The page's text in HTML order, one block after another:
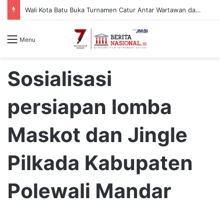
Wali Kota Batu Buka Turnamen Catur Antar Wartawan dan Instansi
Menu
Sosialisasi
persiapan lomba
Maskot dan Jingle
Pilkada Kabupaten
Polewali Mandar